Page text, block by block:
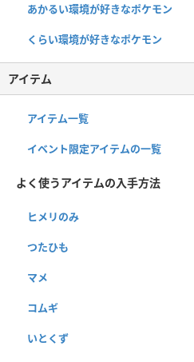
あかるい環境が好きなポケモン
くらい環境が好きなポケモン
アイテム
アイテム一覧
イベント限定アイテムの一覧
よく使うアイテムの入手方法
ヒメリのみ
つたひも
マメ
コムギ
いとくず